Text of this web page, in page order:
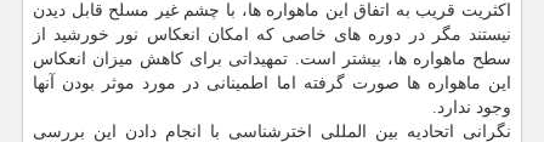
اكثریت قریب به اتفاق این ماهواره ها، با چشم غیر مسلح قابل دیدن
نیستند مگر در دوره های خاصی كه امكان انعكاس نور خورشید از
سطح ماهواره ها، بیشتر است. تمهیداتی برای كاهش میزان انعكاس
این ماهواره ها صورت گرفته اما اطمینانی در مورد موثر بودن آنها
وجود ندارد.
نگرانی اتحادیه بین المللی اخترشناسی با انجام دادن این بررسی